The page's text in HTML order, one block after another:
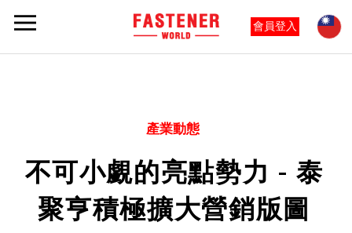
會員登入
產業動態
不可小覷的亮點勢力 - 泰
聚亨積極擴大營銷版圖